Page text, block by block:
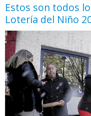
Estos son todos
Lotería del Niño